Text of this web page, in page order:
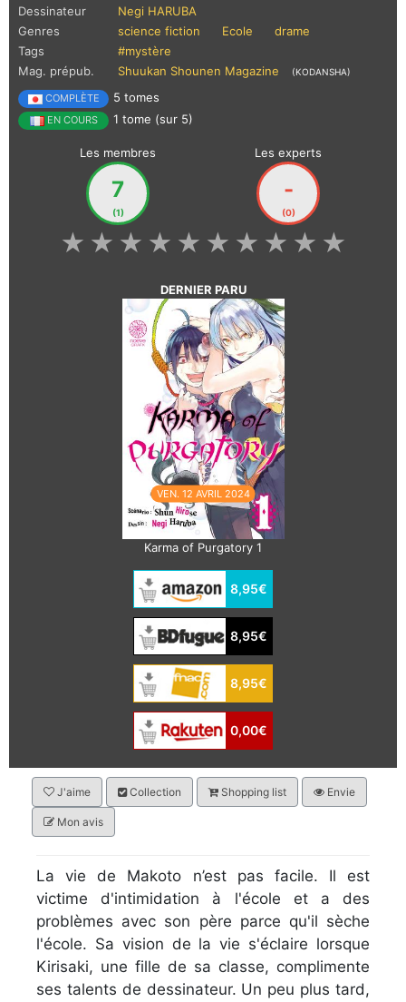
Dessinateur
Negi HARUBA
Genres
science fiction Ecole
drame
Tags
#mystère
Mag. prépub.
Shuukan Shounen Magazine (KODANSHA)
COMPLÈTE 5 tomes
EN COURS 1 tome (sur 5)
Les membres
7
(1)
Les experts
-
(0)
★
★
★
★
★
★
★
★
★
★
DERNIER PARU
VEN. 12 AVRIL 2024
Karma of Purgatory 1
8,95€
8,95€
8,95€
0,00€
J'aime Collection Shopping list Envie
Mon avis
La vie de Makoto n’est pas facile. Il est
victime d'intimidation à l'école et a des
problèmes avec son père parce qu'il sèche
l'école. Sa vision de la vie s'éclaire lorsque
Kirisaki, une fille de sa classe, complimente
ses talents de dessinateur. Un peu plus tard,